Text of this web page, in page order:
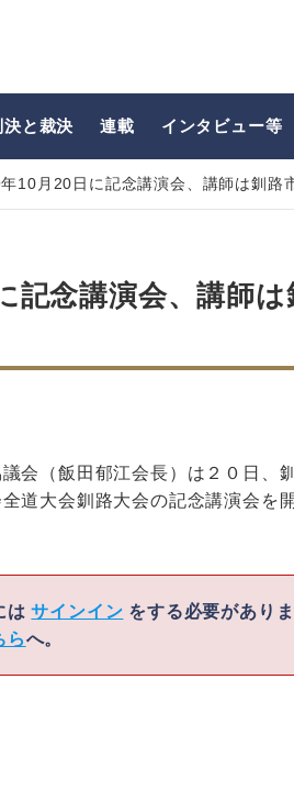
決と裁決 連載 インタビュー等
10月20日に記念講演会、講師は釧路
記念講演会、講師
会（飯田郁江会長）は２０日、
道大会釧路大会の記念講演会を
はサインイン をする必要がありま
らへ。